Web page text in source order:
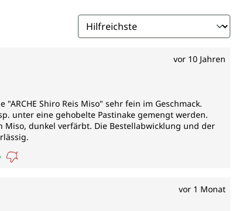
vor 10 Jahren
Shiro Reis Miso" sehr fein im Geschmack.
unter eine gehobelte Pastinake gemengt werden.
dunkel verfärbt. Die Bestellabwicklung und der
vor 1 Monat